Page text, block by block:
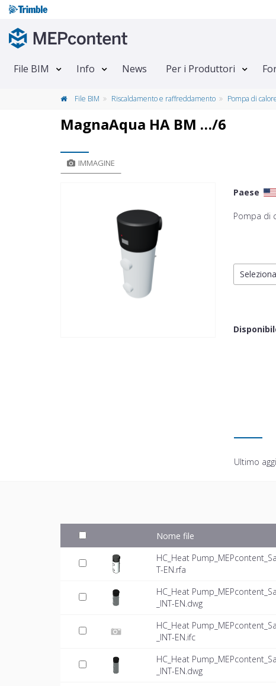
File BIM Info News Per i Produttori
File BIM Riscaldamento e raffreddamento Pompa di
MagnaAqua HA BM …/6
IMMAGINE
Paese
Pompa di
Ultimo
Nome file
HC_Heat
T-EN.rfa
HC_Heat
_INT-EN.dwg
HC_Heat
_INT-EN.ifc
HC_Heat
_INT-EN.dwg